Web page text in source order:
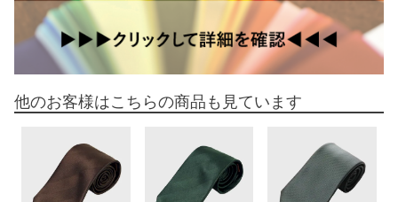
他のお客様はこちらの商品も見ています